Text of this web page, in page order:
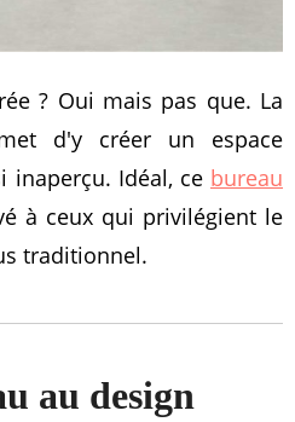
? Oui mais pas que. La
d'y créer un espace
inaperçu. Idéal, ce bureau
à ceux qui privilégient le
traditionnel.
au design